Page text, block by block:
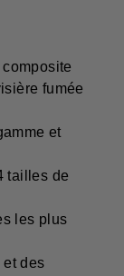
fumée
et
tailles de
les plus
et des